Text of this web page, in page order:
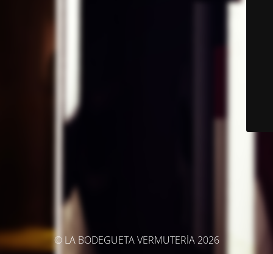
© LA BODEGUETA VERMUTERÍA 2026